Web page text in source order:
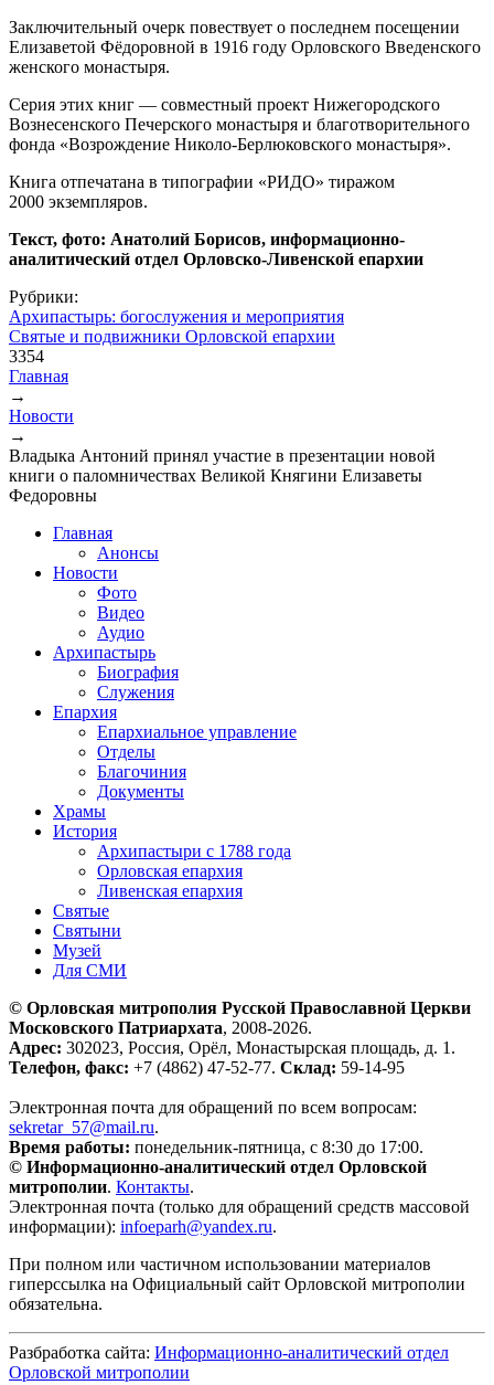
Заключительный очерк повествует о последнем посещении
Елизаветой Фёдоровной в 1916 году Орловского Введенского
женского монастыря.
Серия этих книг — совместный проект Нижегородского
Вознесенского Печерского монастыря и благотворительного
фонда «Возрождение Николо-Берлюковского монастыря».
Книга отпечатана в типографии «РИДО» тиражом
2000 экземпляров.
Текст, фото: Анатолий Борисов, информационно-
аналитический отдел Орловско-Ливенской епархии
Рубрики:
Архипастырь: богослужения и мероприятия
Святые и подвижники Орловской епархии
3354
Вы здесь
Главная
→
Новости
→
Владыка Антоний принял участие в презентации новой
книги о паломничествах Великой Княгини Елизаветы
Федоровны
Главная
Анонсы
Новости
Фото
Видео
Аудио
Архипастырь
Биография
Служения
Епархия
Епархиальное управление
Отделы
Благочиния
Документы
Храмы
История
Архипастыри с 1788 года
Орловская епархия
Ливенская епархия
Святые
Святыни
Музей
Для СМИ
© Орловская митрополия Русской Православной Церкви
Московского Патриархата, 2008-2026.
Адрес: 302023, Россия, Орёл, Монастырская площадь, д. 1.
Телефон, факс: +7 (4862) 47-52-77. Склад: 59-14-95
Электронная почта для обращений по всем вопросам:
sekretar_57@mail.ru.
Время работы: понедельник-пятница, с 8:30 до 17:00.
© Информационно-аналитический отдел Орловской
митрополии. Контакты.
Электронная почта (только для обращений средств массовой
информации): infoeparh@yandex.ru.
При полном или частичном использовании материалов
гиперссылка на Официальный сайт Орловской митрополии
обязательна.
Разбработка сайта: Информационно-аналитический отдел
Орловской митрополии